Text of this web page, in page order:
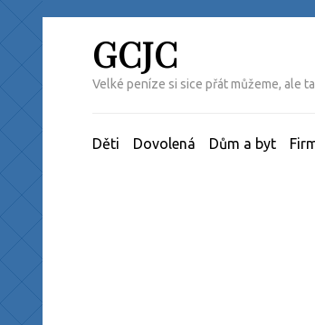
GCJC
Velké peníze si sice přát můžeme, ale
Děti Dovolená Dům a byt